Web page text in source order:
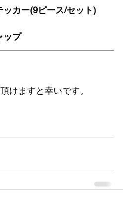
カー(9ピース/セット)
ップ
けますと幸いです。